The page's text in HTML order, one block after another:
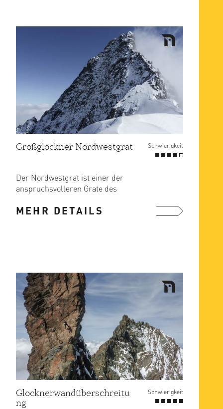
Großglockner Nordwestgrat Schwierigkeit
Der Nordwestgrat ist einer der
anspruchsvolleren Grate des
Die Schwierigkeiten sind ...
MEHR DETAILS
Glocknerwandüberschreitu
ng
Schwierigkeit